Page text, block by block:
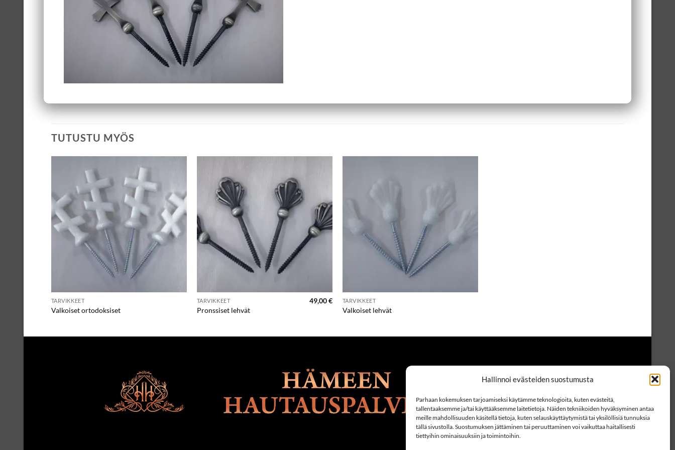
Hallinnoi evästeiden suostumusta
Parhaan kokemuksen tarjoamiseksi käytämme teknologioita, kuten evästeitä,
tallentaaksemme ja/tai käyttääksemme laitetietoja. Näiden tekniikoiden hyväksyminen antaa
meille mahdollisuuden käsitellä tietoja, kuten selauskäyttäytymistä tai yksilöllisiä tunnuksia
tällä sivustolla. Suostumuksen jättäminen tai peruuttaminen voi vaikuttaa haitallisesti
tiettyihin ominaisuuksiin ja toimintoihin.
TUTUSTU MYÖS
TARVIKKEET
Valkoiset ortodoksiset
TARVIKKEET
Pronssiset lehvät
49,00€ TARVIKKEET
Valkoiset lehvät